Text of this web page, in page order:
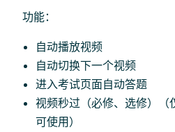
功能：
自动播放视频
自动切换下一个视频
进入考试页面自动答题
视频秒过（必修、选修）（
可使用）